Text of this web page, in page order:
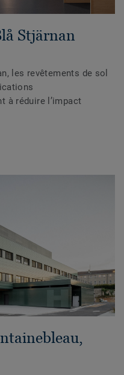
Stjärnan
les revêtements de sol
à réduire l’impact